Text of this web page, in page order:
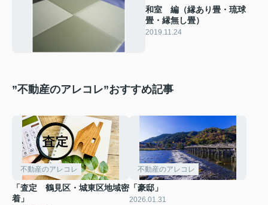
和室 編（縁あり畳・琉球
畳・縁無し畳）
2019.11.24
”不動産のアレコレ”おすすめ記事
不動産のアレコレ
「査定 鶴見区・城東区地域密
着」
不動産のアレコレ
「豪邸」
2026.01.31